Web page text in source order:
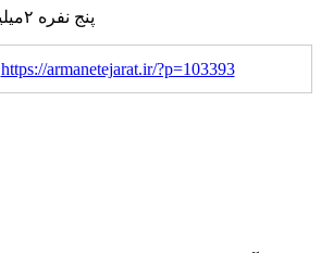
۵. پنج نفره ۲میلیون ۶۰۰ هزار تومان
https://armanetejarat.ir/?p=103393